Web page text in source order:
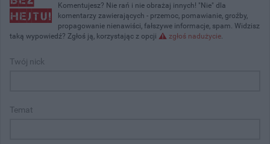
Komentujesz? Nie rań i nie obrażaj innych! "Nie" dla
komentarzy zawierających - przemoc, pomawianie, groźby,
propagowanie nienawiści, fałszywe informacje, spam. Widzisz
taką wypowiedź? Zgłoś ją, korzystając z opcji
zgłoś nadużycie
Twój nick
Temat